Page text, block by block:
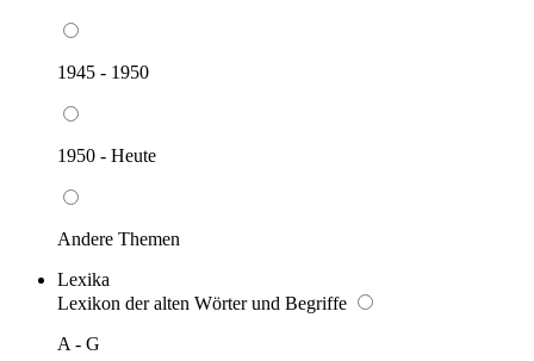
1945 - 1950
1950 - Heute
Andere Themen
Lexika
Lexikon der alten Wörter und Begriffe
A - G